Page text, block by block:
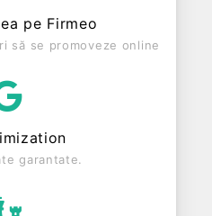
afaceri de 0 RON,
un număr mediu de de
inactiva din punct de
Societatea
pe Firmeo
să se promoveze online
garantate.